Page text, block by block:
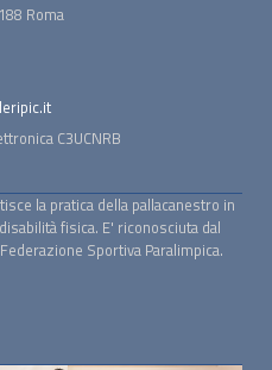
Roma
C3UCNRB
la pratica della pallacanestro in
fisica. E' riconosciuta dal
Sportiva Paralimpica.